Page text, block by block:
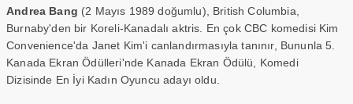
Andrea Bang (2 Mayıs 1989 doğumlu), British Columbia,
Burnaby'den bir Koreli-Kanadalı aktris. En çok CBC komedisi Kim
Convenience'da Janet Kim'i canlandırmasıyla tanınır, Bununla 5.
Kanada Ekran Ödülleri'nde Kanada Ekran Ödülü, Komedi
Dizisinde En İyi Kadın Oyuncu adayı oldu.